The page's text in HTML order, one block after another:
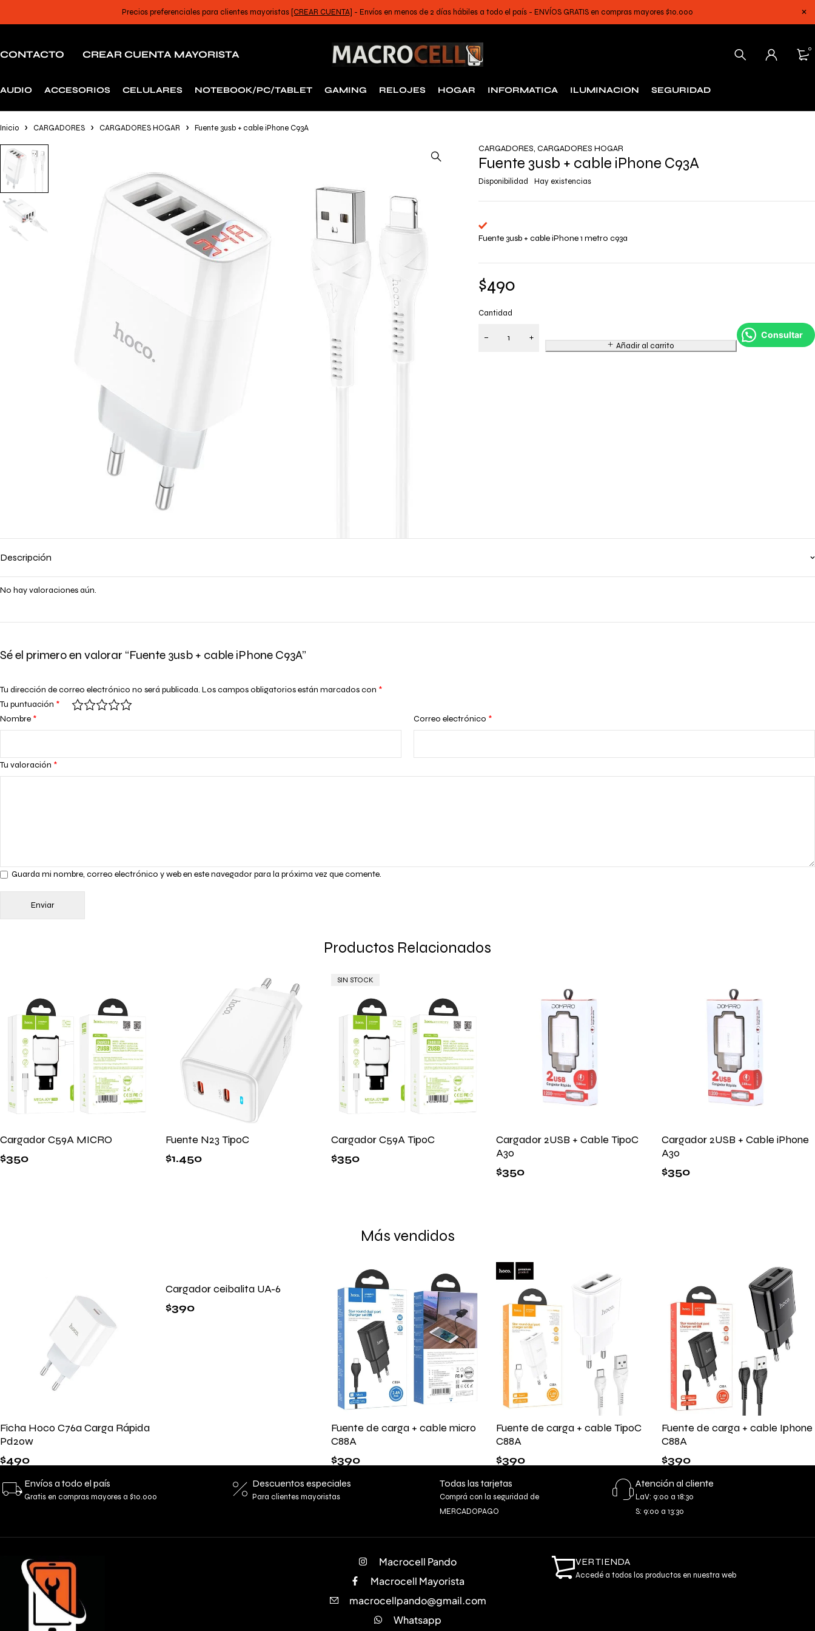
Precios preferenciales para clientes mayoristas [CREAR CUENTA] - Envíos en menos de 2 días hábiles a todo el país - ENVÍOS GRATIS en compras mayores $10.000
CONTACTO CREAR CUENTA MAYORISTA 0
AUDIO ACCESORIOS CELULARES NOTEBOOK/PC/TABLET GAMING RELOJES HOGAR INFORMATICA ILUMINACION SEGURIDAD
Inicio CARGADORES CARGADORES HOGAR Fuente 3usb + cable iPhone C93A
CARGADORES,CARGADORES HOGAR
Fuente 3usb + cable iPhone C93A
Disponibilidad Hay existencias
Fuente 3usb + cable iPhone 1 metro c93a
$490
Cantidad
Añadir al carrito
Consultar
Descripción
No hay valoraciones aún.
Sé el primero en valorar “Fuente 3usb + cable iPhone C93A”
Tu dirección de correo electrónico no será publicada. Los campos obligatorios están marcados con *
Tu puntuación *
Tu valoración *
Nombre * Correo electrónico *
Guarda mi nombre, correo electrónico y web en este navegador para la próxima vez que comente.
Productos Relacionados
Cargador C59A MICRO
$350
Fuente N23 TipoC
$1.450
SIN STOCK
Cargador C59A TipoC
$350
Cargador 2USB + Cable TipoC
A30
$350
Cargador 2USB + Cable iPhone
A30
$350
Más vendidos
Ficha Hoco C76a Carga Rápida
Pd20w
$490
Cargador ceibalita UA-6
$390
Fuente de carga + cable micro
C88A
$390
Fuente de carga + cable TipoC
C88A
$390
Fuente de carga + cable Iphone
C88A
$390
Envíos a todo el país
Gratis en compras mayores a $10.000
Descuentos especiales
Para clientes mayoristas
Todas las tarjetas
Comprá con la seguridad de
MERCADOPAGO
Atención al cliente
LaV: 9:00 a 18:30
S: 9:00 a 13:30
Macrocell Pando
Macrocell Mayorista
macrocellpando@gmail.com
Whatsapp
VER TIENDA
Accedé a todos los productos en nuestra web